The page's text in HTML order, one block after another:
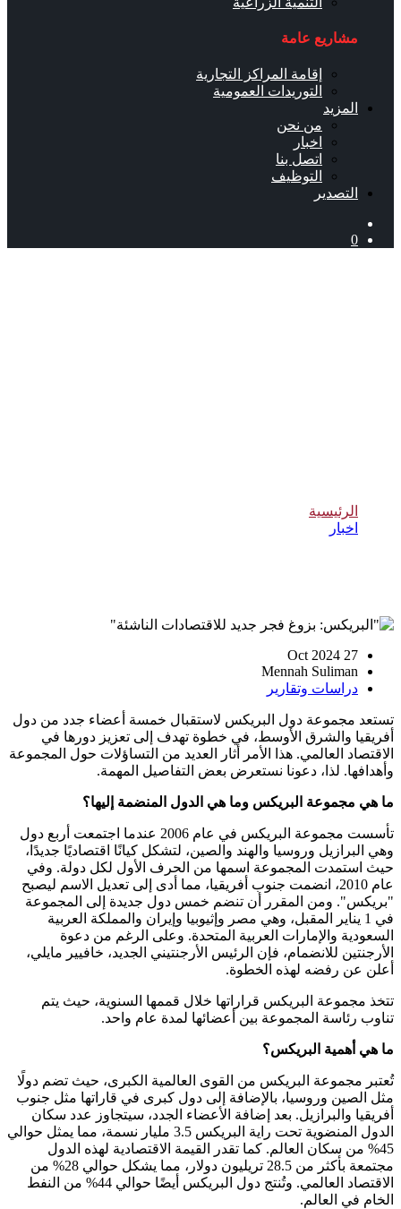
مشاريع عامة
إقامة المراكز التجارية
التوريدات العمومية
المزيد
من نحن
اخبار
اتصل بنا
التوظيف
التصدير
0
الرئيسية
اخبار
27 Oct 2024
Mennah Suliman
دراسات وتقارير
تستعد مجموعة دول البريكس لاستقبال خمسة أعضاء جدد من دول
أفريقيا والشرق الأوسط، في خطوة تهدف إلى تعزيز دورها في
الاقتصاد العالمي. هذا الأمر أثار العديد من التساؤلات حول المجموعة
وأهدافها. لذا، دعونا نستعرض بعض التفاصيل المهمة.
ما هي مجموعة البريكس وما هي الدول المنضمة إليها؟
تأسست مجموعة البريكس في عام 2006 عندما اجتمعت أربع دول
وهي البرازيل وروسيا والهند والصين، لتشكل كيانًا اقتصاديًا جديدًا،
حيث استمدت المجموعة اسمها من الحرف الأول لكل دولة. وفي
عام 2010، انضمت جنوب أفريقيا، مما أدى إلى تعديل الاسم ليصبح
"بريكس". ومن المقرر أن تنضم خمس دول جديدة إلى المجموعة
في 1 يناير المقبل، وهي مصر وإثيوبيا وإيران والمملكة العربية
السعودية والإمارات العربية المتحدة. وعلى الرغم من دعوة
الأرجنتين للانضمام، فإن الرئيس الأرجنتيني الجديد، خافيير مايلي،
أعلن عن رفضه لهذه الخطوة.
تتخذ مجموعة البريكس قراراتها خلال قممها السنوية، حيث يتم
تناوب رئاسة المجموعة بين أعضائها لمدة عام واحد.
ما هي أهمية البريكس؟
تُعتبر مجموعة البريكس من القوى العالمية الكبرى، حيث تضم دولًا
مثل الصين وروسيا، بالإضافة إلى دول كبرى في قاراتها مثل جنوب
أفريقيا والبرازيل. بعد إضافة الأعضاء الجدد، سيتجاوز عدد سكان
الدول المنضوية تحت راية البريكس 3.5 مليار نسمة، مما يمثل حوالي
45% من سكان العالم. كما تقدر القيمة الاقتصادية لهذه الدول
مجتمعة بأكثر من 28.5 تريليون دولار، مما يشكل حوالي 28% من
الاقتصاد العالمي. وتُنتج دول البريكس أيضًا حوالي 44% من النفط
الخام في العالم.